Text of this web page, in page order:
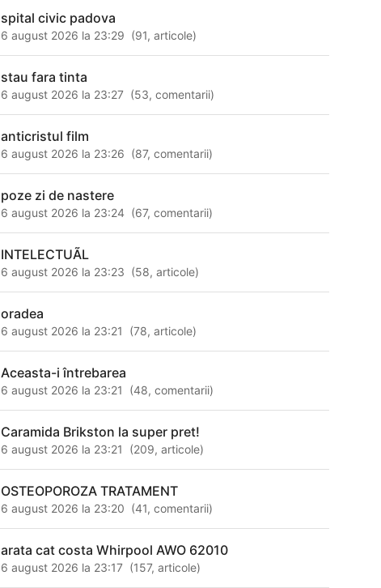
spital civic padova
6 august 2026 la 23:29 (91,articole)
stau fara tinta
6 august 2026 la 23:27 (53,comentarii)
anticristul film
6 august 2026 la 23:26 (87,comentarii)
poze zi de nastere
6 august 2026 la 23:24 (67,comentarii)
INTELECTUÃL
6 august 2026 la 23:23 (58,articole)
oradea
6 august 2026 la 23:21 (78,articole)
Aceasta-i întrebarea
6 august 2026 la 23:21 (48,comentarii)
Caramida Brikston la super pret!
6 august 2026 la 23:21 (209,articole)
OSTEOPOROZA TRATAMENT
6 august 2026 la 23:20 (41,comentarii)
arata cat costa Whirpool AWO 62010
6 august 2026 la 23:17 (157,articole)